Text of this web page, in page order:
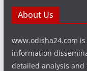
About Us
www.odisha24.com
information
detailed analysis